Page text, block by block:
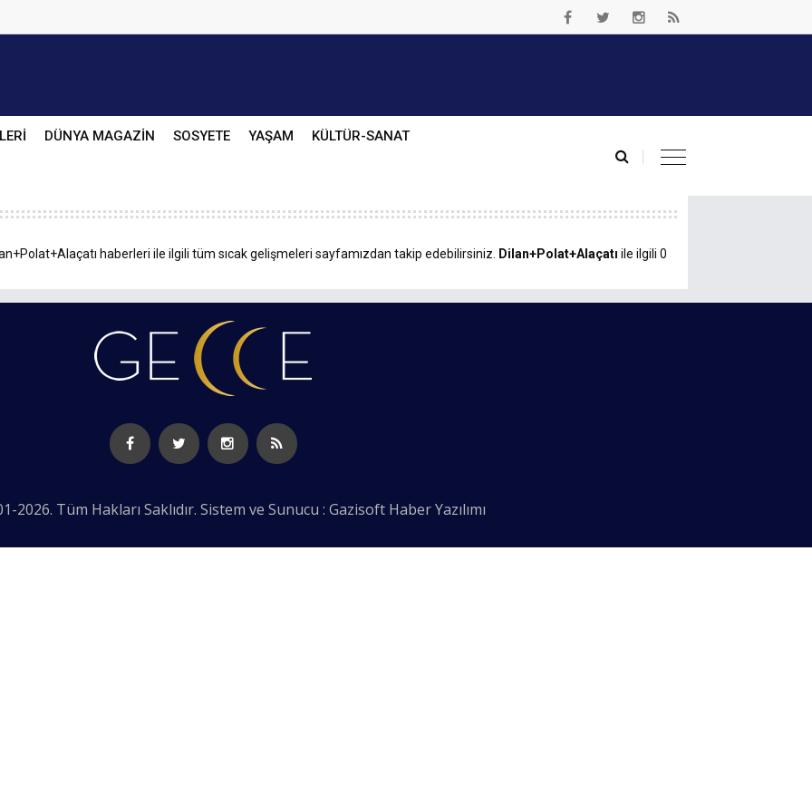
DÜNYA MAGAZİN SOSYETE YAŞAM KÜLTÜR-SANAT
haberleri ile ilgili tüm sıcak gelişmeleri sayfamızdan takip edebilirsiniz. Dilan+Polat+Alaçatı ile ilgili 0
2026. Tüm Hakları Saklıdır. Sistem ve Sunucu : Gazisoft Haber Yazılımı